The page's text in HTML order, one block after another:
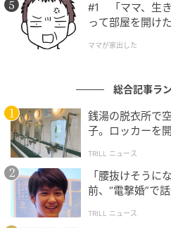
#1 「ママ、生
って部屋を開け
ママが家出した
総合記事ラ
銭湯の脱衣所で
子。ロッカーを
中で拍手」
TRILL ニュース
「腰抜けそうに
前、“電撃婚”で
TRILL ニュース